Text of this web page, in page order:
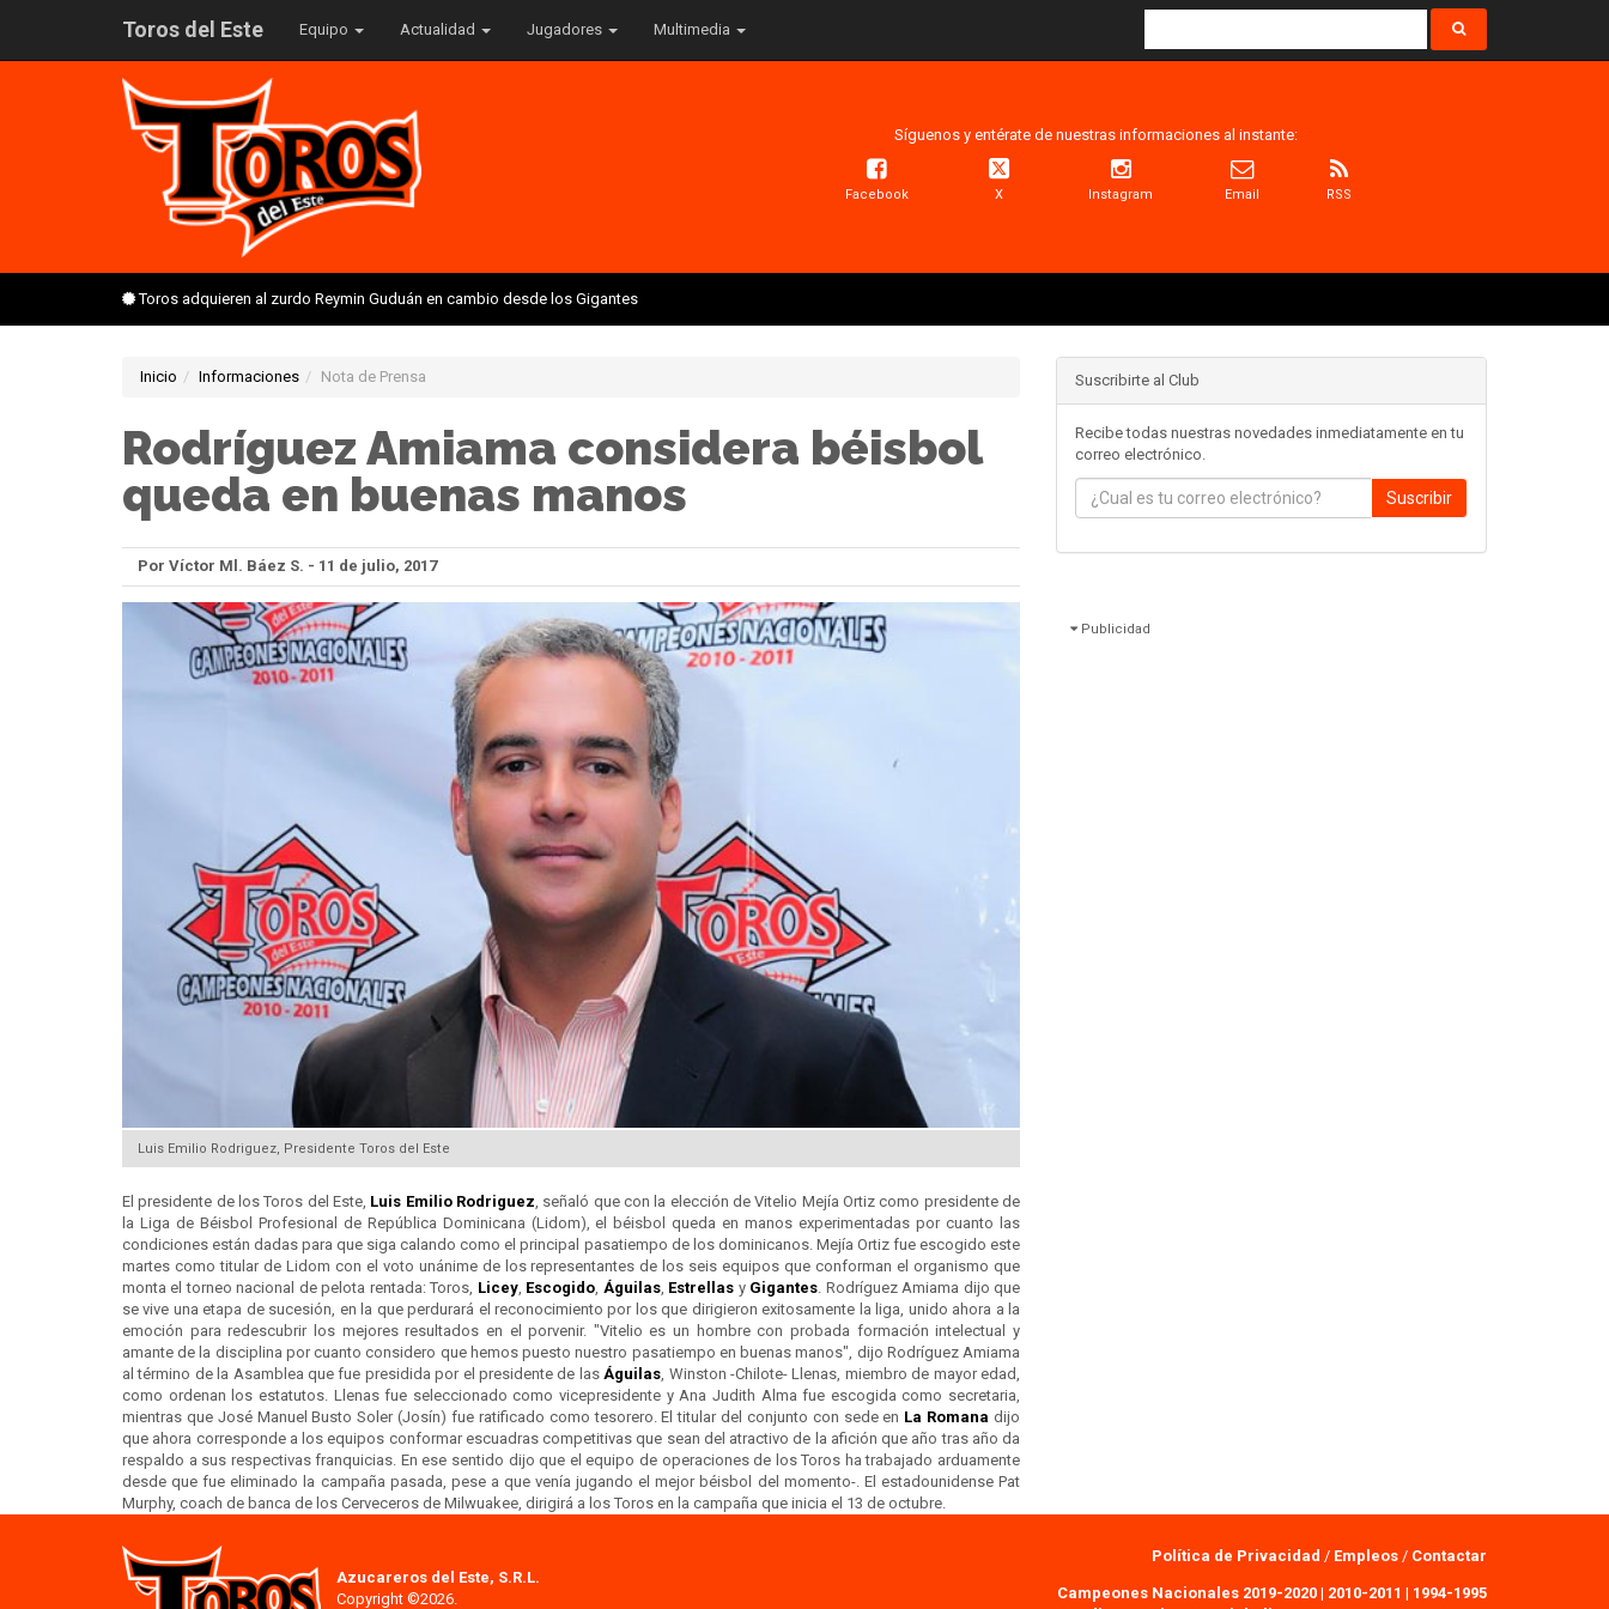
Toros del Este Equipo Actualidad Jugadores Multimedia
Síguenos y entérate de nuestras informaciones al instante:
Facebook X Instagram Email RSS
Toros adquieren al zurdo Reymin Guduán en cambio desde los Gigantes
Inicio Informaciones Nota de Prensa
Rodríguez Amiama considera béisbol
queda en buenas manos
Por Víctor Ml. Báez S. - 11 de julio, 2017
Luis Emilio Rodriguez, Presidente Toros del Este
El presidente de los Toros del Este, Luis Emilio Rodriguez , señaló que con la elección de Vitelio Mejía Ortiz como presidente de
la Liga de Béisbol Profesional de República Dominicana (Lidom), el béisbol queda en manos experimentadas por cuanto las
condiciones están dadas para que siga calando como el principal pasatiempo de los dominicanos. Mejía Ortiz fue escogido este
martes como titular de Lidom con el voto unánime de los representantes de los seis equipos que conforman el organismo que
monta el torneo nacional de pelota rentada: Toros, Licey, Escogido Águilas, Estrellas y Gigantes . Rodríguez Amiama dijo que
se vive una etapa de sucesión, en la que perdurará el reconocimiento por los que dirigieron exitosamente la liga, unido ahora a la
emoción para redescubrir los mejores resultados en el porvenir. "Vitelio es un hombre con probada formación intelectual y
amante de la disciplina por cuanto considero que hemos puesto nuestro pasatiempo en buenas manos", dijo Rodríguez Amiama
al término de la Asamblea que fue presidida por el presidente de las Águilas , Winston -Chilote- Llenas, miembro de mayor edad,
como ordenan los estatutos. Llenas fue seleccionado como vicepresidente y Ana Judith Alma fue escogida como secretaria,
mientras que José Manuel Busto Soler (Josín) fue ratificado como tesorero. El titular del conjunto con sede en La Romana dijo
que ahora corresponde a los equipos conformar escuadras competitivas que sean del atractivo de la afición que año tras año da
respaldo a sus respectivas franquicias. En ese sentido dijo que el equipo de operaciones de los Toros ha trabajado arduamente
desde que fue eliminado la campaña pasada, pese a que venía jugando el mejor béisbol del momento-. El estadounidense Pat
Murphy, coach de banca de los Cerveceros de Milwuakee, dirigirá a los Toros en la campaña que inicia el 13 de octubre.
Suscribirte al Club
Recibe todas nuestras novedades inmediatamente en tu
correo electrónico.
Suscribir
Publicidad
Azucareros del Este, S.R.L.
Copyright ©2026.
Política de Privacidad / Empleos / Contactar
Campeones Nacionales 2019-2020 | 2010-2011 | 1994-1995